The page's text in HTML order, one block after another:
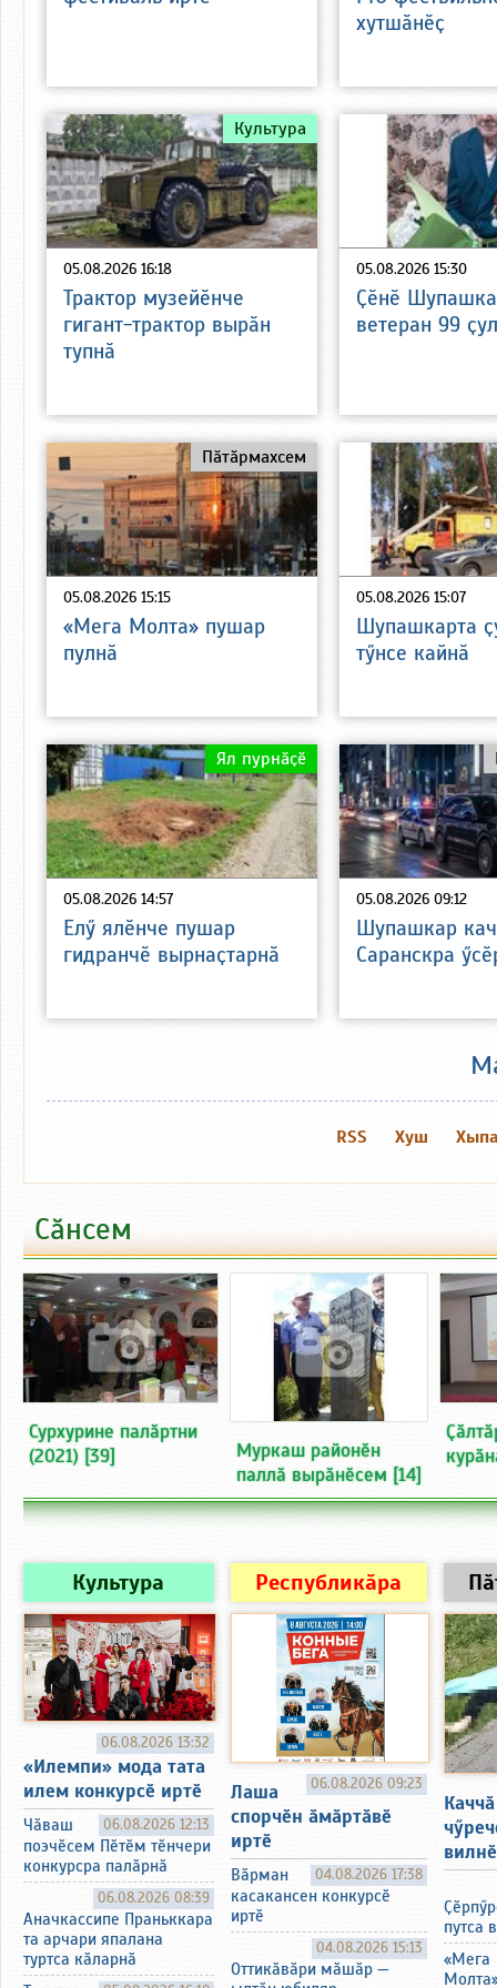
хутшӑнӗҫ
05.08.2026 16:18
Культура
Трактор музейӗнче
гигант-трактор вырӑн
тупнӑ
05.08.2026 15:30
Ҫӗнӗ
ветеран 99
05.08.2026 15:15
Пӑтӑрмахсем
«Мега Молта» пушар
пулнӑ
05.08.2026 15:07
Шупашкарта
тӳнсе кайнӑ
05.08.2026 14:57
Ял пурнӑҫӗ
Елӳ ялӗнче пушар
гидранчӗ вырнаҫтарнӑ
05.08.2026 09:12
Шупашкар
Саранскра
Хуш
RSS
Сӑнсем
Сурхурине палӑртни
(2021) [39]
Муркаш районӗн
паллӑ вырӑнӗсем[14]
Культура
06.08.2026 13:32
«Илемпи» мода тата
илем конкурсӗ иртӗ
06.08.2026 12:13
Чӑваш
поэчӗсем Пӗтӗм тӗнчери
конкурсра палӑрнӑ
06.08.2026 08:39
Аначкассипе Праньккара
та арчари япалана
туртса кӑларнӑ
Республикӑра
06.08.2026 09:23
Лаша
спорчӗн ӑмӑртӑвӗ
иртӗ
04.08.2026 17:38
Вӑрман
касакансен конкурсӗ
иртӗ
04.08.2026 15:13
Оттикӑвӑри мӑшӑр —
Каччӑ
вилнӗ
путса
«Мега